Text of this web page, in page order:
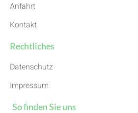
Anfahrt
Kontakt
Rechtliches
Datenschutz
Impressum
So finden Sie uns